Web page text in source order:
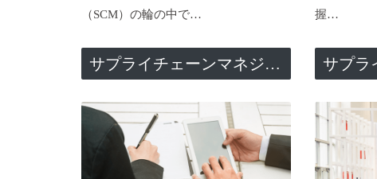
（SCM）の輪の中で…
サプライチェーンマネジメント
握…